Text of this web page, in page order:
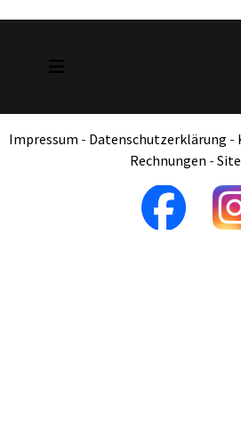
Impressum - Datenschutzerklärung -
Rechnungen -